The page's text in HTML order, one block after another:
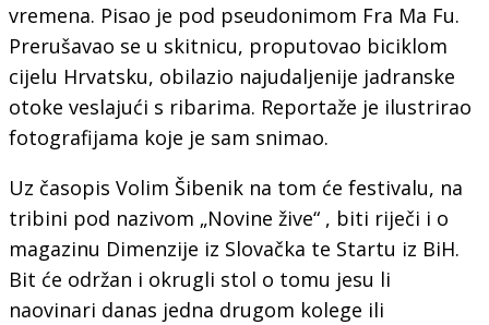
vremena. Pisao je pod pseudonimom Fra Ma Fu.
Prerušavao se u skitnicu, proputovao biciklom
cijelu Hrvatsku, obilazio najudaljenije jadranske
otoke veslajući s ribarima. Reportaže je ilustrirao
fotografijama koje je sam snimao.
Uz časopis Volim Šibenik na tom će festivalu, na
tribini pod nazivom „Novine žive“ , biti riječi i o
magazinu Dimenzije iz Slovačka te Startu iz BiH.
Bit će održan i okrugli stol o tomu jesu li
naovinari danas jedna drugom kolege ili